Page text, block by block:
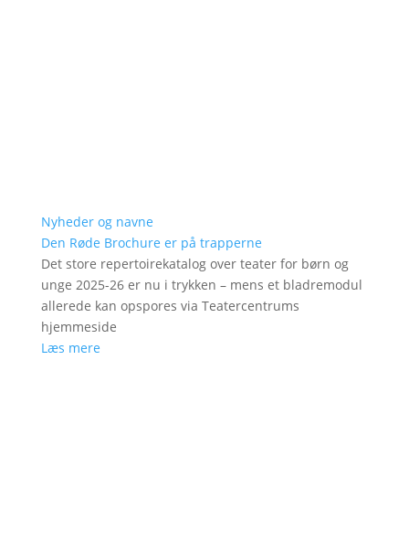
Nyheder og navne
Den Røde Brochure er på trapperne
Det store repertoirekatalog over teater for børn og
unge 2025-26 er nu i trykken – mens et bladremodul
allerede kan opspores via Teatercentrums
hjemmeside
Læs mere